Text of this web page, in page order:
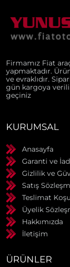
Firmamız Fiat
yapmaktadır.
ve evraklıdır.
gün kargoya
geçiniz
KURUMSAL
Anasayfa
Garanti ve
Gizlilik ve
Satış
Teslimat
Üyelik
Hakkımızda
İletişim
ÜRÜNLER